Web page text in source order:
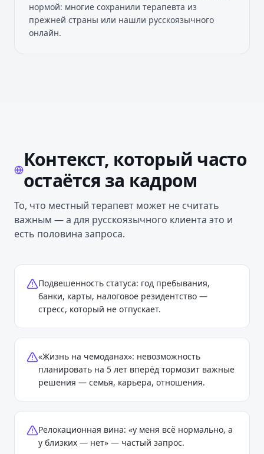
нормой: многие сохранили терапевта из
прежней страны или нашли русскоязычного
онлайн.
Контекст, который часто
остаётся за кадром
То, что местный терапевт может не считать
важным — а для русскоязычного клиента это и
есть половина запроса.
Подвешенность статуса: год пребывания,
банки, карты, налоговое резидентство —
стресс, который не отпускает.
«Жизнь на чемоданах»: невозможность
планировать на 5 лет вперёд тормозит важные
решения — семья, карьера, отношения.
Релокационная вина: «у меня всё нормально, а
у близких — нет» — частый запрос.